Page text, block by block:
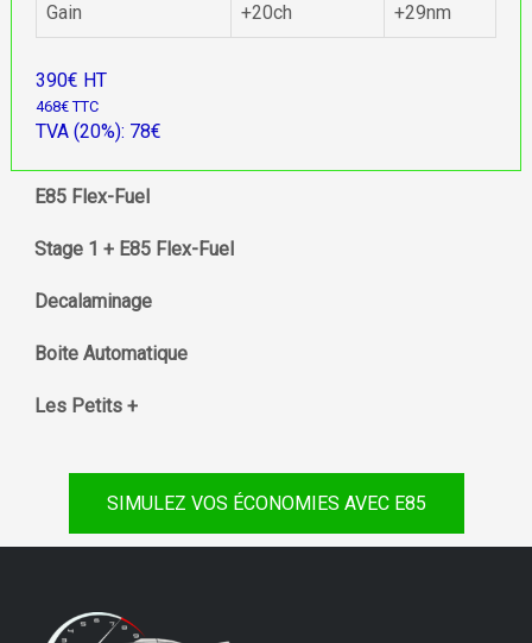
Gain +20ch +29nm
390€ HT
468€ TTC
TVA (20%): 78€
E85 Flex-Fuel
Stage 1 + E85 Flex-Fuel
Decalaminage
Boite Automatique
Les Petits +
SIMULEZ VOS ÉCONOMIES AVEC E85